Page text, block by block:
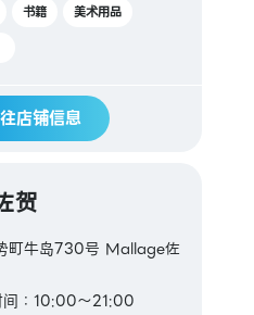
书籍
美术用品
店铺信息
贺
町牛岛730号 Mallage佐
间：10:00～21:00